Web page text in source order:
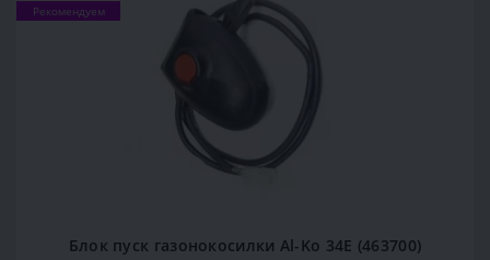
Рекомендуем
Блок пуск газонокосилки Al-Ko 34E (463700)